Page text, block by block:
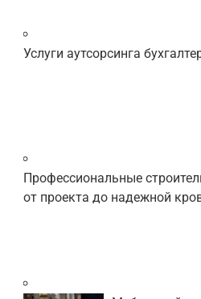
Услуги аутсорсинга
Профессиональные
от проекта до надежной